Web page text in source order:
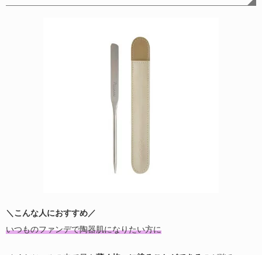
＼こんな人におすすめ／
いつものファンデで陶器肌になりたい方に